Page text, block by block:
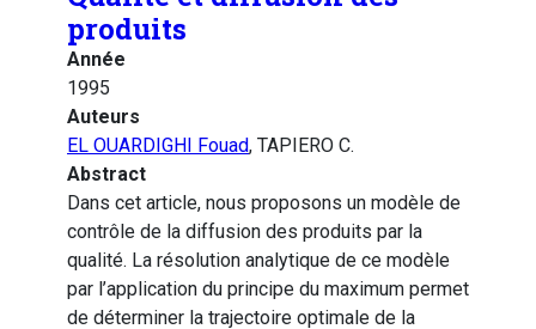
produits
Année
1995
Auteurs
EL OUARDIGHI Fouad, TAPIERO C.
Abstract
Dans cet article, nous proposons un modèle de
contrôle de la diffusion des produits par la
qualité. La résolution analytique de ce modèle
par l’application du principe du maximum permet
de déterminer la trajectoire optimale de la